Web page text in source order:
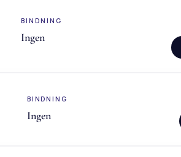
BINDNING
Ingen
BINDNING
Ingen